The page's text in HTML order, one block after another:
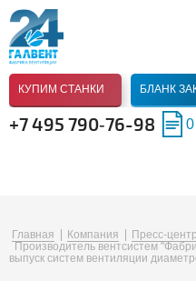
КУПИМ СТАНКИ БЛАНК
+7 495 790‑76-98 0
Главная Компания
Пресс-центр
Производитель вентсистем
выпуск систем вентиляции